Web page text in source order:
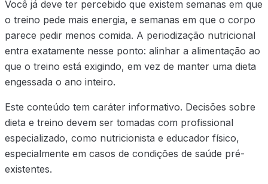
Você já deve ter percebido que existem semanas em que
o treino pede mais energia, e semanas em que o corpo
parece pedir menos comida. A periodização nutricional
entra exatamente nesse ponto: alinhar a alimentação ao
que o treino está exigindo, em vez de manter uma dieta
engessada o ano inteiro.
Este conteúdo tem caráter informativo. Decisões sobre
dieta e treino devem ser tomadas com profissional
especializado, como nutricionista e educador físico,
especialmente em casos de condições de saúde pré-
existentes.